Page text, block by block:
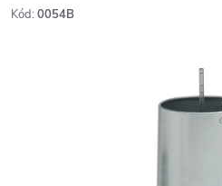
Kód: 0054B